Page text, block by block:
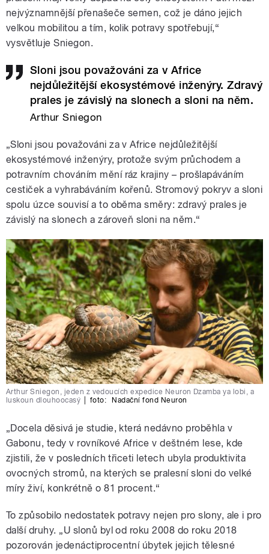
nejvýznamnější přenašeče semen, což je dáno jejich
velkou mobilitou a tím, kolik potravy spotřebují,“
vysvětluje Sniegon.
Sloni jsou považováni za v Africe
nejdůležitější ekosystémové inženýry. Zdravý
prales je závislý na slonech a sloni na něm.
Arthur Sniegon
„Sloni jsou považováni za v Africe nejdůležitější
ekosystémové inženýry, protože svým průchodem a
potravním chováním mění ráz krajiny – prošlapáváním
cestiček a vyhrabáváním kořenů. Stromový pokryv a sloni
spolu úzce souvisí a to oběma směry: zdravý prales je
závislý na slonech a zároveň sloni na něm.“
Arthur Sniegon, jeden z vedoucích expedice Neuron Dzamba ya lobi, a
luskoun dlouhoocasý
foto: Nadační fond Neuron
„Docela děsivá je studie, která nedávno proběhla v
Gabonu, tedy v rovníkové Africe v deštném lese, kde
zjistili, že v posledních třiceti letech ubyla produktivita
ovocných stromů, na kterých se pralesní sloni do velké
míry živí, konkrétně o 81 procent.“
To způsobilo nedostatek potravy nejen pro slony, ale i pro
další druhy. „U slonů byl od roku 2008 do roku 2018
pozorován jedenáctiprocentní úbytek jejich tělesné